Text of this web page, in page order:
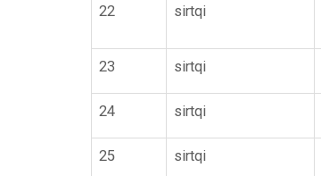
22 sirtqi
23 sirtqi
24 sirtqi
25 sirtqi